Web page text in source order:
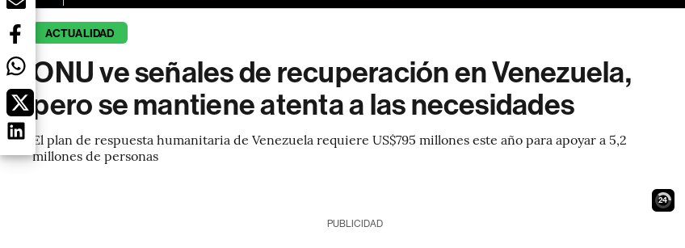
ACTUALIDAD
ONU ve señales de recuperación en Venezuela,
pero se mantiene atenta a las necesidades
El plan de respuesta humanitaria de Venezuela requiere US$795 millones este año para apoyar a 5,2
millones de personas
23
PUBLICIDAD